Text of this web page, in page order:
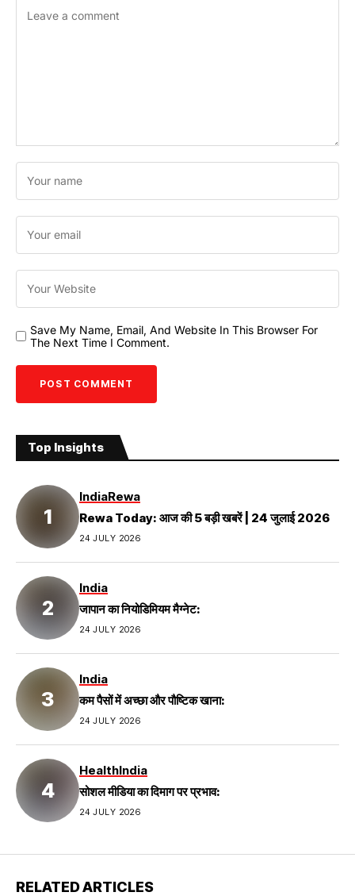
Save My Name, Email, And Website In This Browser For
The Next Time I Comment.
Top Insights
IndiaRewa
Rewa Today: आज की 5 बड़ी खबरें | 24 जुलाई 2026
24 JULY 2026
India
जापान का नियोडिमियम मैग्नेट:
24 JULY 2026
India
कम पैसों में अच्छा और पौष्टिक खाना:
24 JULY 2026
HealthIndia
सोशल मीडिया का दिमाग पर प्रभाव:
24 JULY 2026
RELATED ARTICLES